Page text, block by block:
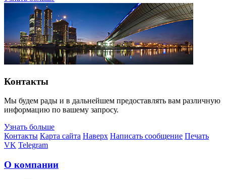
Контакты
Мы будем рады и в дальнейшем предоставлять вам различную
информацию по вашему запросу.
Узнать больше
Контакты Карта сайта Наверх Написать сообщение Печать
VK Telegram
О компании